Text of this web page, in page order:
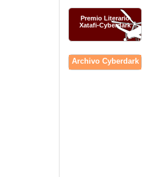
Premio Literario
Xatafi-Cyberdark
Archivo Cyberdark